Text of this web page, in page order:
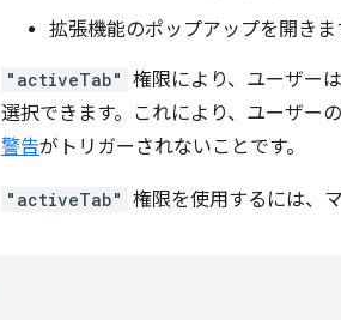
拡張機能のポップアップを開きま
"activeTab" 権限により、ユーザー
選択できます。これにより、ユーザー
警告がトリガーされないことです。
"activeTab" 権限を使用するには、